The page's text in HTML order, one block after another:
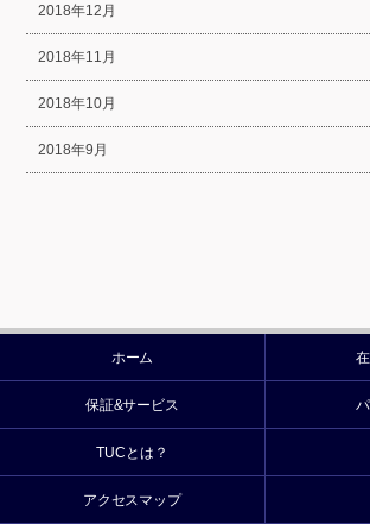
2018年12月
2018年11月
2018年10月
2018年9月
ホーム
保証&サービス
TUCとは？
アクセスマップ